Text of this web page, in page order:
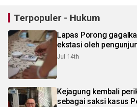
Terpopuler - Hukum
Lapas Porong
ekstasi oleh
Jul 14th
Kejagung kembali
sebagai saksi kasus